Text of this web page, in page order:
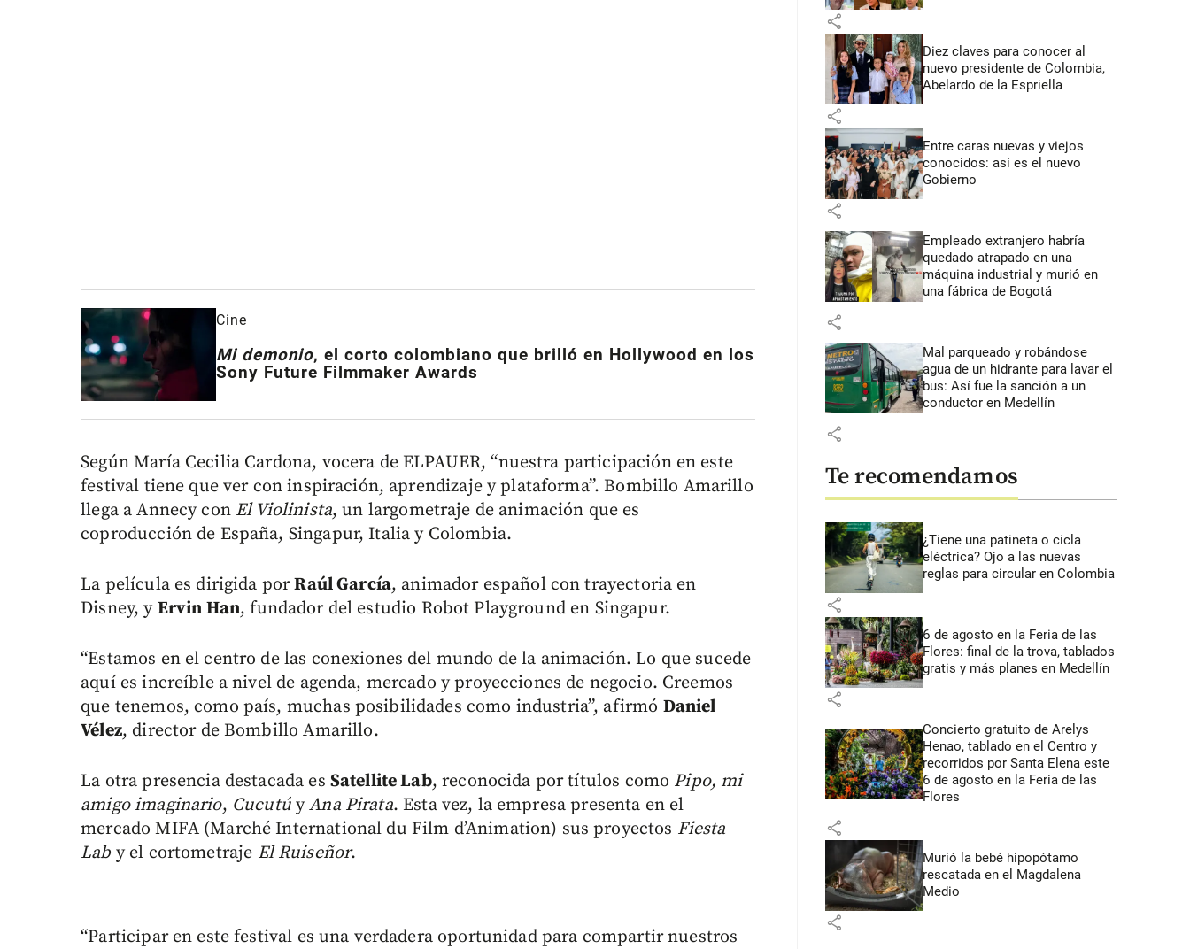
Cine
Mi demonio, el corto colombiano que brilló en Hollywood en los
Sony Future Filmmaker Awards
Según María Cecilia Cardona, vocera de ELPAUER, “nuestra participación en este
festival tiene que ver con inspiración, aprendizaje y plataforma”. Bombillo Amarillo
llega a Annecy con El Violinista, un largometraje de animación que es
coproducción de España, Singapur, Italia y Colombia.
La película es dirigida porRaúl García, animador español con trayectoria en
Disney, y Ervin Han, fundador del estudio Robot Playground en Singapur.
“Estamos en el centro de las conexiones del mundo de la animación. Lo que sucede
aquí es increíble a nivel de agenda, mercado y proyecciones de negocio. Creemos
que tenemos, como país, muchas posibilidades como industria”, afirmó Daniel
Vélez, director de Bombillo Amarillo.
La otra presencia destacada es Satellite Lab, reconocida por títulos como Pipo, mi
amigo imaginario, CucutúyAna Pirata. Esta vez, la empresa presenta en el
mercado MIFA (Marché International du Film d’Animation) sus proyectos Fiesta
Lab y el cortometraje El Ruiseñor.
“Participar en este festival es una verdadera oportunidad para compartir nuestros
share
Diez claves para conocer al
nuevo presidente de Colombia,
Abelardo de la Espriella
share
Entre caras nuevas y viejos
conocidos: así es el nuevo
Gobierno
share
Empleado extranjero habría
quedado atrapado en una
máquina industrial y murió en
una fábrica de Bogotá
share
Mal parqueado y robándose
agua de un hidrante para lavar el
bus: Así fue la sanción a un
conductor en Medellín
share
Te recomendamos
¿Tiene una patineta o cicla
eléctrica? Ojo a las nuevas
reglas para circular en Colombia
share
6 de agosto en la Feria de las
Flores: final de la trova, tablados
gratis y más planes en Medellín
share
Concierto gratuito de Arelys
Henao, tablado en el Centro y
recorridos por Santa Elena este
6 de agosto en la Feria de las
Flores
share
Murió la bebé hipopótamo
rescatada en el Magdalena
Medio
share